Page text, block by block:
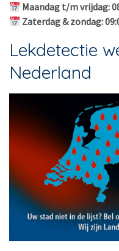
Maandag t/m vrijdag:
Zaterdag & zondag:
Lekdetectie
Nederland